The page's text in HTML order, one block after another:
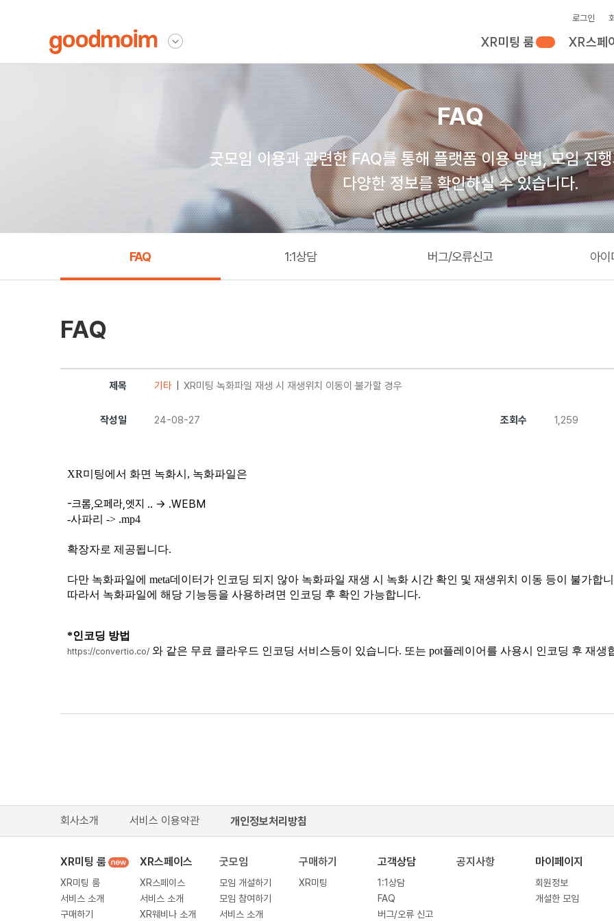
다른사이트 보기
로그인
XR미팅 룸 XR스페
FAQ
굿모임 이용과 관련한 FAQ를 통해 플랫폼 이용 방법, 모임 진
다양한 정보를 확인하실 수 있습니다.
FAQ 1:1상담 버그/오류신고 아이
FAQ
제목 기타 XR미팅 녹화파일 재생 시 재생위치 이동이 불가할 경우
작성일 24-08-27 조회수 1,259
XR미팅에서 화면 녹화시, 녹화파일은
-크롬,오페라,엣지 .. -> .WEBM
-사파리 -> .mp4
확장자로 제공됩니다.
다만 녹화파일에 meta데이터가 인코딩 되지 않아 녹화파일 재생 시 녹화 시간 확인 및 재생위치 이동 등이 불가합
따라서 녹화파일에 해당 기능등을 사용하려면 인코딩 후 확인 가능합니다.
*인코딩 방법
https://convertio.co/ 와 같은 무료 클라우드 인코딩 서비스등이 있습니다. 또는 pot플레이어를 사용시 인코딩 후 재생
회사소개 서비스 이용약관 개인정보처리방침
XR미팅 룸
XR미팅 룸
서비스 소개
구매하기
XR스페이스
XR스페이스
서비스 소개
XR웨비나 소개
굿모임
모임 개설하기
모임 참여하기
서비스 소개
구매하기
XR미팅
고객상담
1:1상담
FAQ
버그/오류 신고
공지사항 마이페이지
회원정보
개설한 모임